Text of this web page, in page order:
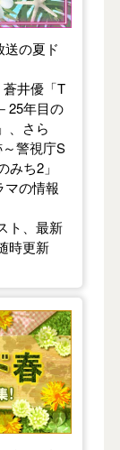
送の夏ド
井優「T
25年目の
、さら
警視庁S
ち2」
マの情報
ト、最新
時更新